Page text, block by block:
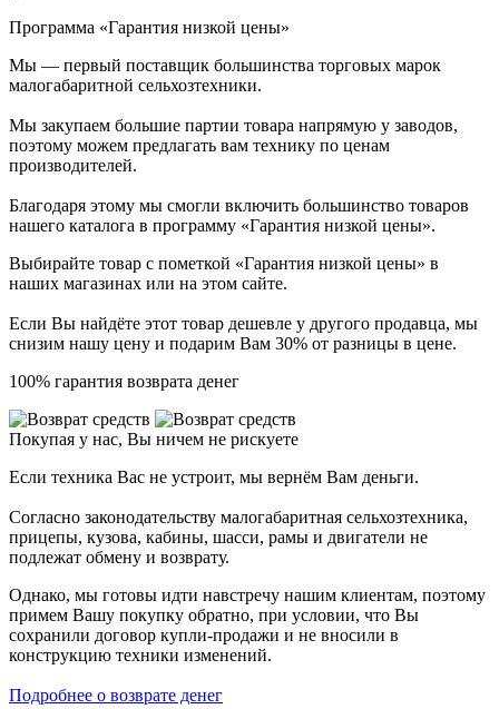
Программа «Гарантия низкой цены»
Мы — первый поставщик большинства торговых марок
малогабаритной сельхозтехники.
Мы закупаем большие партии товара напрямую у заводов,
поэтому можем предлагать вам технику по ценам
производителей.
Благодаря этому мы смогли включить большинство товаров
нашего каталога в программу «Гарантия низкой цены».
Выбирайте товар с пометкой «Гарантия низкой цены» в
наших магазинах или на этом сайте.
Если Вы найдёте этот товар дешевле у другого продавца, мы
снизим нашу цену и подарим Вам 30% от разницы в цене.
100% гарантия возврата денег
Покупая у нас, Вы ничем не рискуете
Если техника Вас не устроит, мы вернём Вам деньги.
Согласно законодательству малогабаритная сельхозтехника,
прицепы, кузова, кабины, шасси, рамы и двигатели не
подлежат обмену и возврату.
Однако, мы готовы идти навстречу нашим клиентам, поэтому
примем Вашу покупку обратно, при условии, что Вы
сохранили договор купли-продажи и не вносили в
конструкцию техники изменений.
Подробнее о возврате денег